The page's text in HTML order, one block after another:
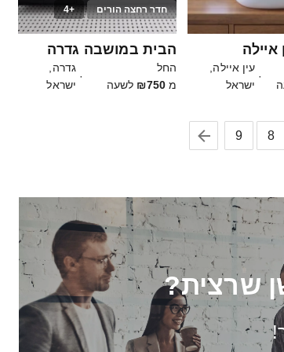
איילה
·
עין איילה,
ישראל
חדר רחצה הורים +4
20
הבית במושבה גדרה
החל
מ ₪750 לשעה
·
גדרה,
ישראל
8
9
שרצית?